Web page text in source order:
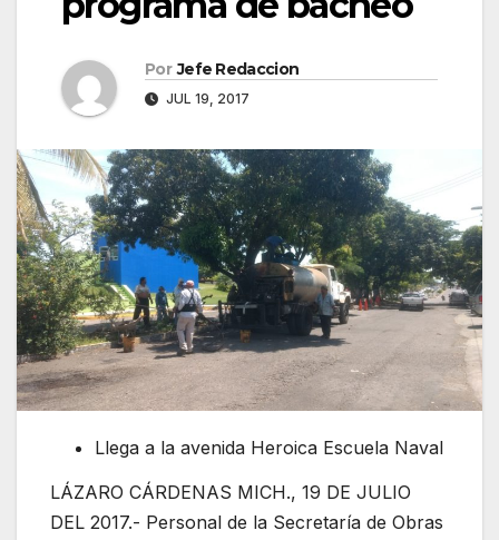
Por Jefe Redaccion
JUL 19, 2017
Llega a la avenida Heroica Escuela Naval
LÁZARO CÁRDENAS MICH., 19 DE JULIO
DEL 2017.- Personal de la Secretaría de Obras